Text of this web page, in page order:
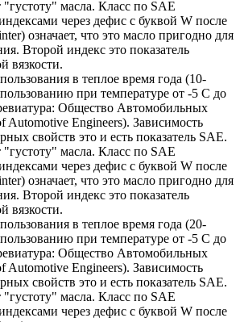
"густоту" масла. Класс по SAE
через дефис с буквой W после
означает, что это масло пригодно для
Второй индекс это показатель
вязкости.
в теплое время года (10-
при температуре от -5 С до
Общество Автомобильных
Automotive Engineers). Зависимость
свойств это и есть показатель SAE.
"густоту" масла. Класс по SAE
через дефис с буквой W после
означает, что это масло пригодно для
Второй индекс это показатель
вязкости.
в теплое время года (20-
при температуре от -5 С до
Общество Автомобильных
Automotive Engineers). Зависимость
свойств это и есть показатель SAE.
"густоту" масла. Класс по SAE
через дефис с буквой W после